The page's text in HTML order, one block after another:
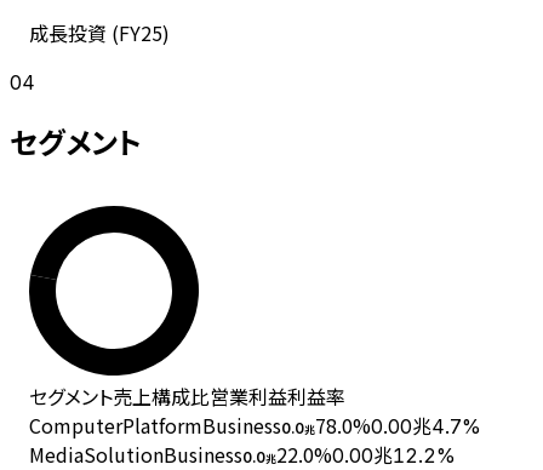
成長投資 (FY25)
04
セグメント
セグメント売上構成比営業利益利益率
ComputerPlatformBusiness0.0兆78.0%0.00兆4.7%
MediaSolutionBusiness0.0兆22.0%0.00兆12.2%